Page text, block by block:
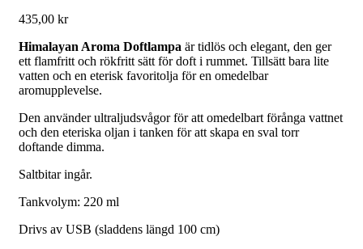
435,00 kr
Himalayan Aroma Doftlampa är tidlös och elegant, den ger
ett flamfritt och rökfritt sätt för doft i rummet. Tillsätt bara lite
vatten och en eterisk favoritolja för en omedelbar
aromupplevelse.
Den använder ultraljudsvågor för att omedelbart förånga vattnet
och den eteriska oljan i tanken för att skapa en sval torr
doftande dimma.
Saltbitar ingår.
Tankvolym: 220 ml
Drivs av USB (sladdens längd 100 cm)